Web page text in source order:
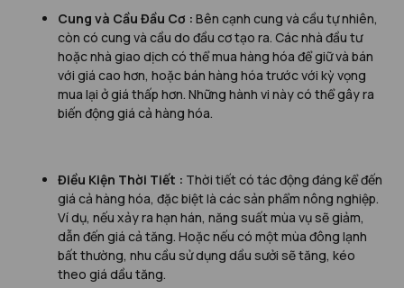
Cung và Cầu Đầu Cơ : Bên cạnh cung và cầu tự nhiên,
còn có cung và cầu do đầu cơ tạo ra. Các nhà đầu tư
hoặc nhà giao dịch có thể mua hàng hóa để giữ và bán
với giá cao hơn, hoặc bán hàng hóa trước với kỳ vọng
mua lại ở giá thấp hơn. Những hành vi này có thể gây ra
biến động giá cả hàng hóa.
Điều Kiện Thời Tiết : Thời tiết có tác động đáng kể đến
giá cả hàng hóa, đặc biệt là các sản phẩm nông nghiệp.
Ví dụ, nếu xảy ra hạn hán, năng suất mùa vụ sẽ giảm,
dẫn đến giá cả tăng. Hoặc nếu có một mùa đông lạnh
bất thường, nhu cầu sử dụng dầu sưởi sẽ tăng, kéo
theo giá dầu tăng.